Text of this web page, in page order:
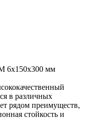
6х150х300 мм
в различных
рядом преимуществ,
стойкость и